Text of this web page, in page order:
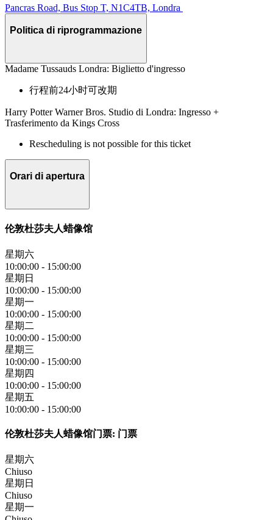
Pancras Road, Bus Stop T, N1C4TB, Londra
Politica di riprogrammazione
Madame Tussauds Londra: Biglietto d'ingresso
行程前24小时可改期
Harry Potter Warner Bros. Studio di Londra: Ingresso +
Trasferimento da Kings Cross
Rescheduling is not possible for this ticket
Orari di apertura
伦敦杜莎夫人蜡像馆
星期六
10:00:00 - 15:00:00
星期日
10:00:00 - 15:00:00
星期一
10:00:00 - 15:00:00
星期二
10:00:00 - 15:00:00
星期三
10:00:00 - 15:00:00
星期四
10:00:00 - 15:00:00
星期五
10:00:00 - 15:00:00
伦敦杜莎夫人蜡像馆门票: 门票
星期六
Chiuso
星期日
Chiuso
星期一